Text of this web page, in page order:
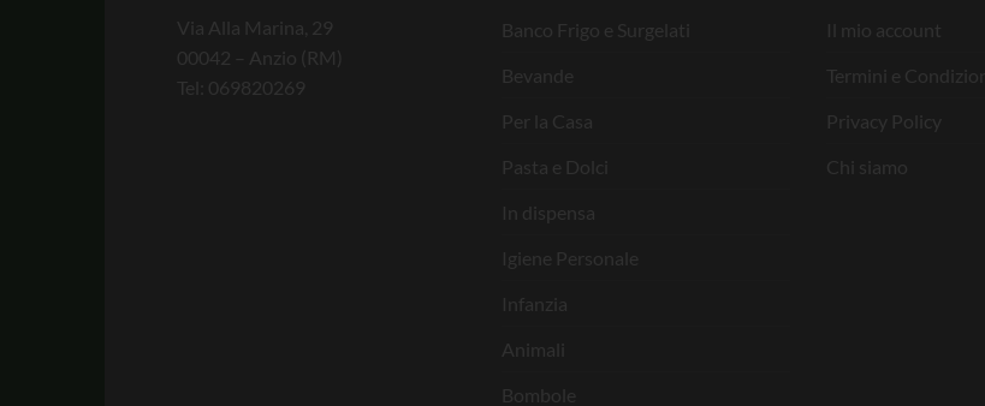
Via Alla Marina, 29
00042 – Anzio (RM)
Tel: 069820269
Banco Frigo e Surgelati
Bevande
Per la Casa
Pasta e Dolci
In dispensa
Igiene Personale
Infanzia
Animali
Bombole
Il mio account
Termini e Condizioni
Privacy Policy
Chi siamo